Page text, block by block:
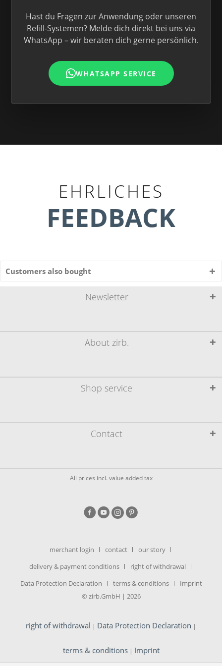
Hast du Fragen zur Anwendung oder unseren
Refill-Systemen? Melde dich direkt bei uns via
WhatsApp – wir beraten dich gerne persönlich.
WHATSAPP SERVICE
EHRLICHES
FEEDBACK
Customers also bought
Contact
Shop service
About zirb.
Newsletter
All prices incl. value added tax
merchant login contact
our story
delivery & payment conditions
right of withdrawal
Data Protection Declaration
terms & conditions
Imprint
© zirb.GmbH | 2026
right of withdrawal | Data Protection Declaration |
terms & conditions| Imprint